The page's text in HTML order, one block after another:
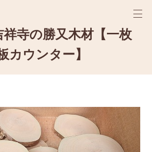
祥寺の勝又木材【一枚
カウンター】